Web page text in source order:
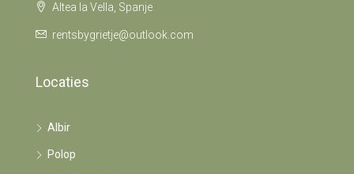
Altea la Vella, Spanje
rentsbygrietje@outlook.com
Locaties
Albir
Polop